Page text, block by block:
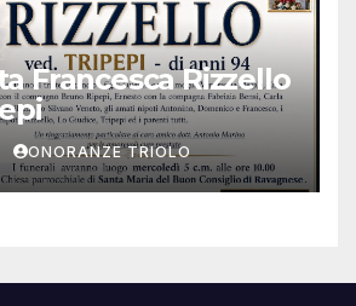
Francesca Rizzello
ONORANZE TRIOLO